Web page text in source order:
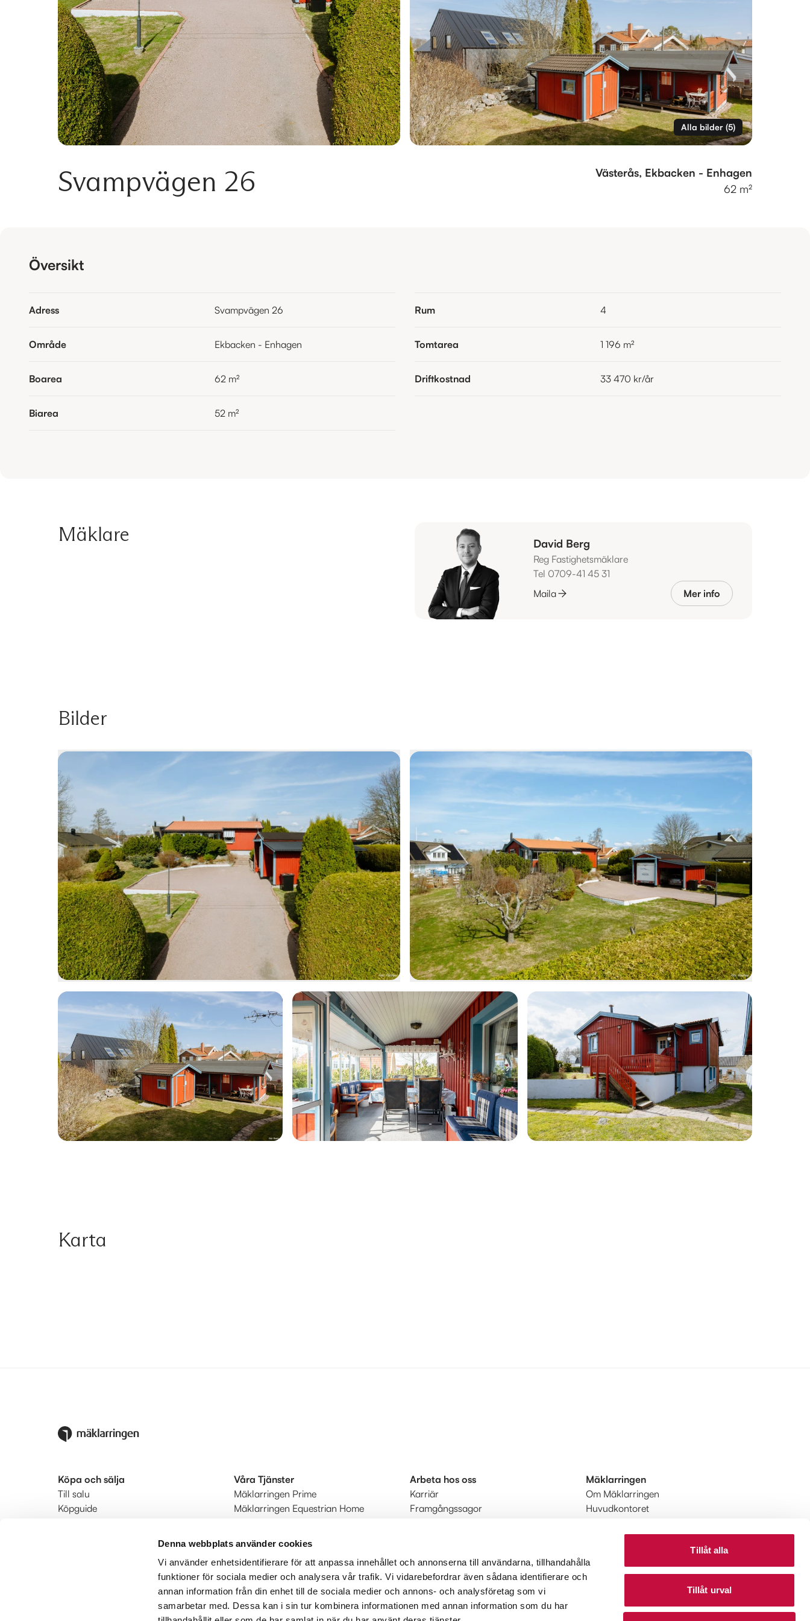
Denna webbplats använder cookies
Vi använder enhetsidentifierare för att anpassa innehållet och annonserna till användarna, tillhandahålla
funktioner för sociala medier och analysera vår trafik. Vi vidarebefordrar även sådana identifierare och
annan information från din enhet till de sociala medier och annons- och analysföretag som vi
samarbetar med. Dessa kan i sin tur kombinera informationen med annan information som du har
Tillåt alla
Tillåt urval
Alla bilder(5)
Svampvägen 26
Västerås, Ekbacken - Enhagen
62 m²
Översikt
Adress Svampvägen 26
Område Ekbacken - Enhagen
Boarea 62 m²
Biarea 52 m²
Rum 4
Tomtarea 1 196 m²
Driftkostnad 33 470 kr/år
Mäklare David Berg
Reg Fastighetsmäklare
Tel 0709-41 45 31
Maila
Mer info
Bilder
Karta
Köpa och sälja
Till salu
Köpguide
Våra Tjänster
Mäklarringen Prime
Mäklarringen Equestrian Home
Ringmärkt
Kunderbjudanden
Arbeta hos oss
Karriär
Framgångssagor
Mäklarringen
Om Mäklarringen
Huvudkontoret
Användarvillkor
Upptäck Mäklarringen Utland